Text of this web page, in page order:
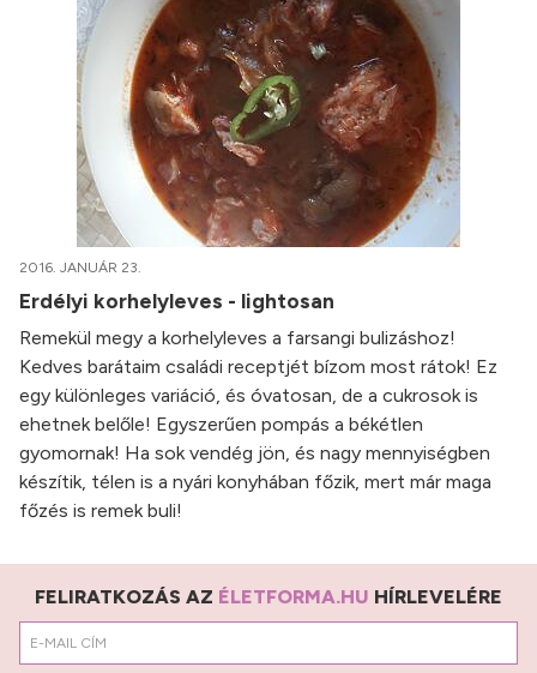
2016. JANUÁR 23.
Erdélyi korhelyleves - lightosan
Remekül megy a korhelyleves a farsangi bulizáshoz!
Kedves barátaim családi receptjét bízom most rátok! Ez
egy különleges variáció, és óvatosan, de a cukrosok is
ehetnek belőle! Egyszerűen pompás a békétlen
gyomornak! Ha sok vendég jön, és nagy mennyiségben
készítik, télen is a nyári konyhában főzik, mert már maga
főzés is remek buli!
FELIRATKOZÁS AZ ÉLETFORMA.HU HÍRLEVELÉRE